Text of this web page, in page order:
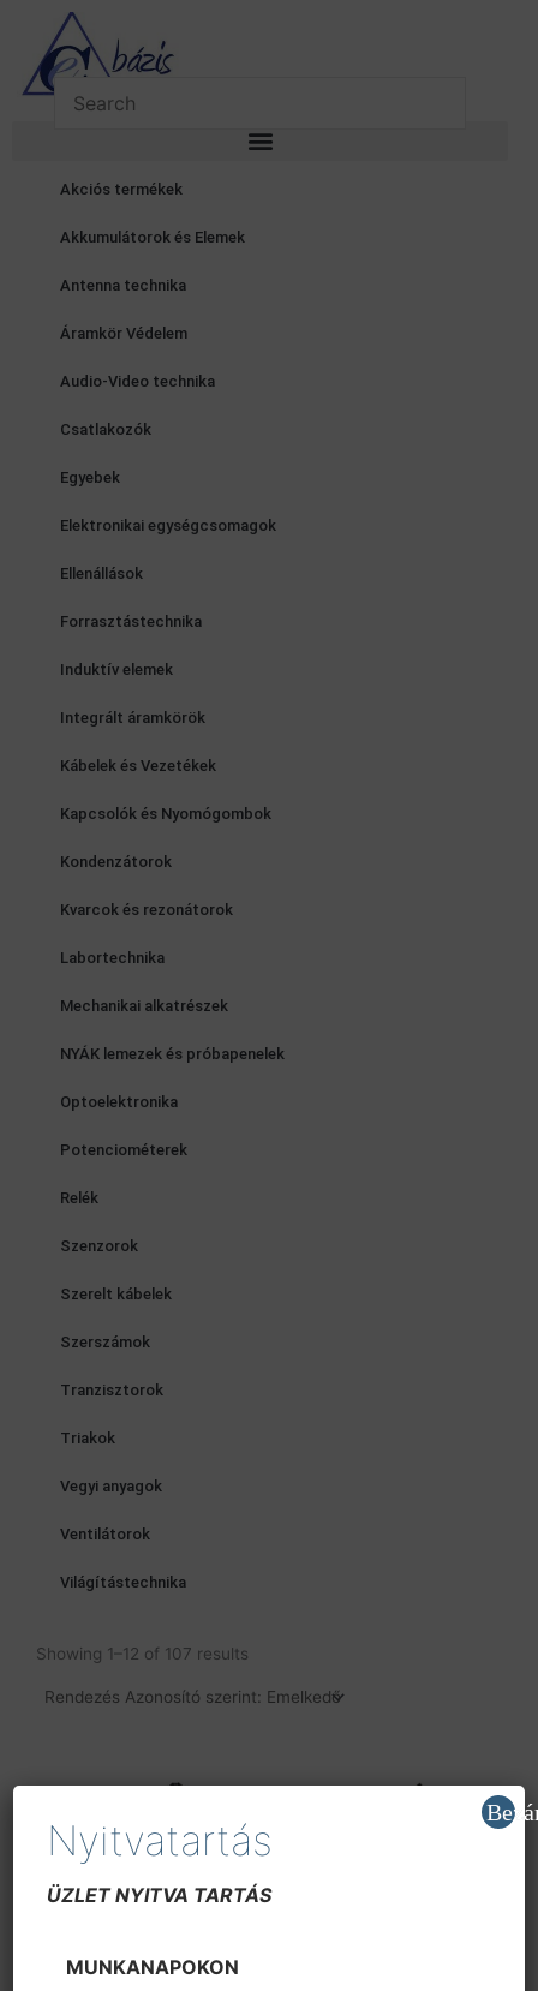
content
Akciós termékek
Akkumulátorok és Elemek
Antenna technika
Áramkör Védelem
Audio-Video technika
Csatlakozók
Egyebek
Elektronikai egységcsomagok
Ellenállások
Forrasztástechnika
Induktív elemek
Integrált áramkörök
Kábelek és Vezetékek
Kapcsolók és Nyomógombok
Kondenzátorok
Kvarcok és rezonátorok
Labortechnika
Mechanikai alkatrészek
NYÁK lemezek és próbapenelek
Optoelektronika
Potenciométerek
Relék
Szenzorok
Szerelt kábelek
Szerszámok
Tranzisztorok
Triakok
Vegyi anyagok
Ventilátorok
Világítástechnika
Showing 1–12 of 107 results
Integrált áramkörök
Nyitvatartás
ÜZLET NYITVA TARTÁS
MUNKANAPOKON